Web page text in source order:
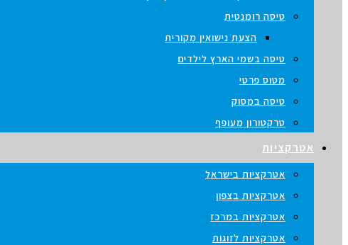
טיסה רומנטית
הצעת נישואין מקורית
טיסה בשמי הארץ לילדים
מטוס פרטי
טיסה במסוק
טרקטורון מעופף
אטרקציות
אטרקציות בישראל
אטרקציות בצפון
אטרקציות במרכז
אטרקציות לזוגות